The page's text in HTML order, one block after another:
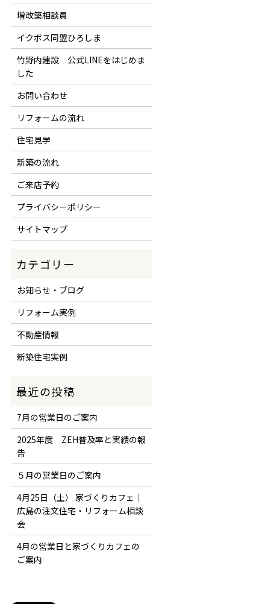
増改築相談員
イクボス同盟ひろしま
竹野内建設 公式LINEをはじめま
した
お問い合わせ
リフォームの流れ
住宅見学
新築の流れ
ご来店予約
プライバシーポリシー
サイトマップ
お知らせ・ブログ
リフォーム実例
不動産情報
新築住宅実例
7月の営業日のご案内
2025年度 ZEH普及率と実績の報
告
５月の営業日のご案内
4月25日（土） 家づくりカフェ｜
広島の注文住宅・リフォーム相談
会
4月の営業日と家づくりカフェの
ご案内